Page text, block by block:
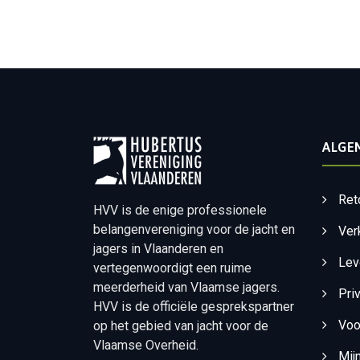
HVV is de enige professionele
belangenvereniging voor de jacht en
jagers in Vlaanderen en
vertegenwoordigt een ruime
meerderheid van Vlaamse jagers.
HVV is de officiële gesprekspartner
op het gebied van jacht voor de
Vlaamse Overheid.